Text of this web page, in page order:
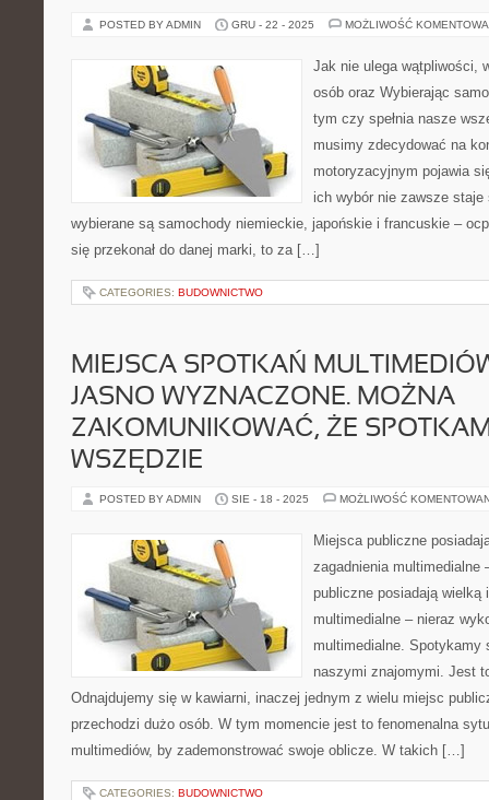
POSTED BY ADMIN GRU - 22 - 2025 MOŻLIWOŚĆ
Jak nie ulega wątpliwości,
osób oraz Wybierając
tym czy spełnia nasze
musimy zdecydować na
motoryzacyjnym pojawia
ich wybór nie zawsze staje
wybierane są samochody niemieckie, japońskie i francuskie –
się przekonał do danej marki, to za […]
CATEGORIES: BUDOWNICTWO
MIEJSCA SPOTKAŃ
JASNO WYZNACZONE. MOŻNA
ZAKOMUNIKOWAĆ, ŻE
WSZĘDZIE
POSTED BY ADMIN SIE - 18 - 2025 MOŻLIWOŚĆ
Miejsca publiczne
zagadnienia multimedialne
publiczne posiadają wielką
multimedialne – nieraz
multimedialne. Spotykamy
naszymi znajomymi. Jest
Odnajdujemy się w kawiarni, inaczej jednym z wielu miejsc
przechodzi dużo osób. W tym momencie jest to fenomenalna
multimediów, by zademonstrować swoje oblicze. W takich […]
CATEGORIES: BUDOWNICTWO